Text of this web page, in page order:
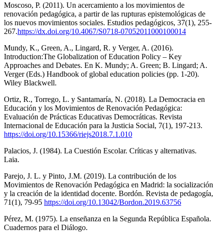
Moscoso, P. (2011). Un acercamiento a los movimientos de
renovación pedagógica, a partir de las rupturas epistemológicas de
los nuevos movimientos sociales. Estudios pedagógicos, 37(1), 255-
267.https://dx.doi.org/10.4067/S0718-07052011000100014
Mundy, K., Green, A., Lingard, R. y Verger, A. (2016).
Introduction:The Globalization of Education Policy – Key
Approaches and Debates. En K. Mundy; A. Green; B. Lingard; A.
Verger (Eds.) Handbook of global education policies (pp. 1-20).
Wiley Blackwell.
Ortiz, R., Torrego, L. y Santamaría, N. (2018). La Democracia en
Educación y los Movimientos de Renovación Pedagógica:
Evaluación de Prácticas Educativas Democráticas. Revista
Internacional de Educación para la Justicia Social, 7(1), 197-213.
https://doi.org/10.15366/riejs2018.7.1.010
Palacios, J. (1984). La Cuestión Escolar. Críticas y alternativas.
Laia.
Parejo, J. L. y Pinto, J.M. (2019). La contribución de los
Movimientos de Renovación Pedagógica en Madrid: la socialización
y la creación de la identidad docente. Bordón. Revista de pedagogía,
71(1), 79-95 https://doi.org/10.13042/Bordon.2019.63756
Pérez, M. (1975). La enseñanza en la Segunda República Española.
Cuadernos para el Diálogo.